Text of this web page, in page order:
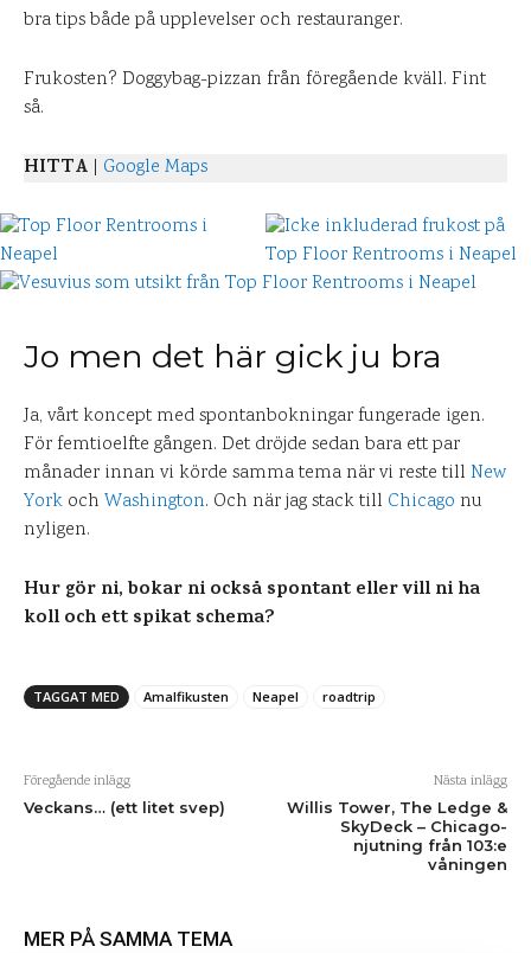
bra tips både på upplevelser och restauranger.
Frukosten? Doggybag-pizzan från föregående kväll. Fint
så.
HITTA | Google Maps
Jo men det här gick ju bra
Ja, vårt koncept med spontanbokningar fungerade igen.
För femtioelfte gången. Det dröjde sedan bara ett par
månader innan vi körde samma tema när vi reste till New
York och Washington. Och när jag stack till Chicago nu
nyligen.
Hur gör ni, bokar ni också spontant eller vill ni ha
koll och ett spikat schema?
TAGGAT MED Amalfikusten Neapel roadtrip
Föregående inlägg
Veckans… (ett litet svep)
Nästa inlägg
Willis Tower, The Ledge &
SkyDeck – Chicago-
njutning från 103:e
våningen
MER PÅ SAMMA TEMA